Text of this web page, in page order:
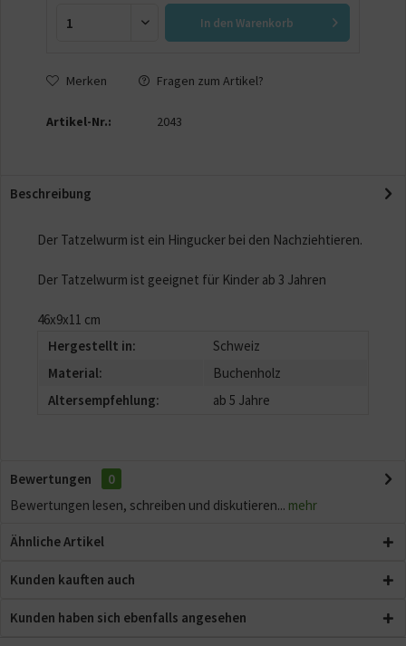
In den Warenkorb
Merken Fragen zum Artikel?
Artikel-Nr.: 2043
Beschreibung
Der Tatzelwurm ist ein Hingucker bei den Nachziehtieren.
Der Tatzelwurm ist geeignet für Kinder ab 3 Jahren
46x9x11 cm
Hergestellt in:
Schweiz
Material:
Buchenholz
Altersempfehlung:
ab 5 Jahre
Bewertungen
0
Bewertungen lesen, schreiben und diskutieren... mehr
Ähnliche Artikel
Kunden kauften auch
Kunden haben sich ebenfalls angesehen